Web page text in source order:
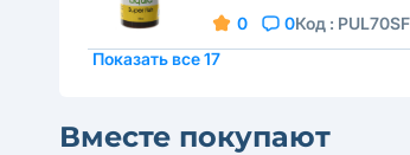
0 0Код : PUL70SF
Показать все 17
Вместе покупают